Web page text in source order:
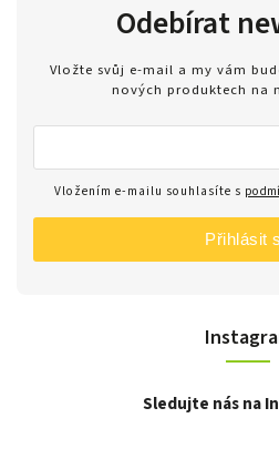
Sledujte nás na
Odebírat
Vložte svůj e-mail a my vám
nových produktech na
Vložením e-mailu souhlasíte s
Přihlásit